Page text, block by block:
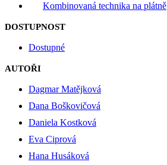
Kombinovaná technika na plátně
DOSTUPNOST
Dostupné
AUTOŘI
Dagmar Matějková
Dana Boškovičová
Daniela Kostková
Eva Ciprová
Hana Husáková